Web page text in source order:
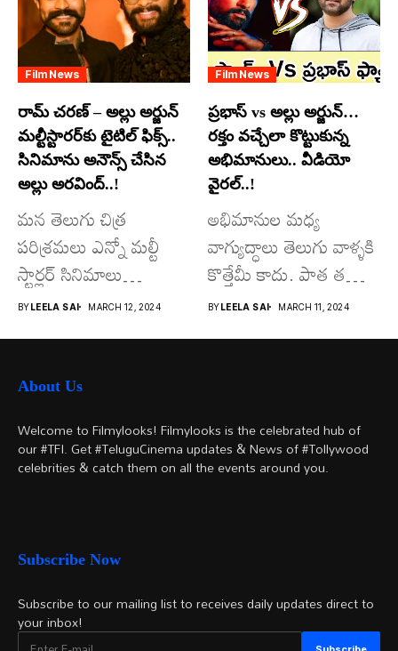
Film News
రామ్ చరణ్ – అల్లు అర్జున్
మల్టీస్టారర్​కు టైటిల్ ఫిక్స్..
సినిమాను అనౌన్స్ చేసిన
అల్లు అరవింద్..!
మన తెలుగు చిత్ర
పరిశ్రమలు ఎన్నో మల్టీ
స్టార్లర్ సినిమాలు
వచ్చాయి.. కొన్ని సినిమాలు
అయితే...
BY LEELA SAI MARCH 12, 2024
Film News
ప్రభాస్ vs అల్లు అర్జున్…
రక్తం వచ్చేలా కొట్టుకున్న
అభిమానులు.. వీడియో
వైరల్..!
అభిమానుల మధ్య
వాగ్యుద్ధాలు తెలుగు వాళ్ళకి
కొత్తేమీ కాదు. పాత తరం
నటుల నుంచి నేటి...
BY LEELA SAI MARCH 11, 2024
About Us
Welcome to Filmylooks! Filmylooks is the celebrated hub of
our #TFI. Get #TeluguCinema updates & News of #Tollywood
celebrities & catch them on all the events around you.
Subscribe Now
Subscribe to our mailing list to receives daily updates direct to
your inbox!